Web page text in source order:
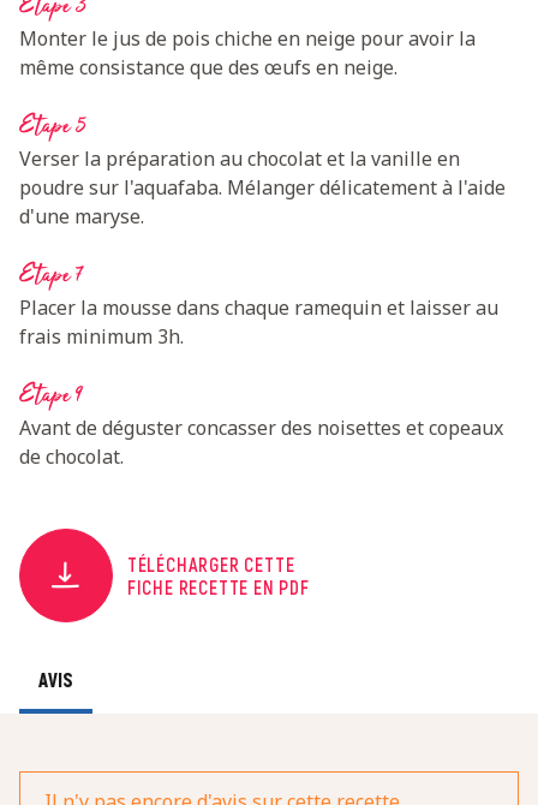
Monter le jus de pois chiche en neige pour avoir la
même consistance que des œufs en neige.
Etape 5
Verser la préparation au chocolat et la vanille en
poudre sur l'aquafaba. Mélanger délicatement à l'aide
d'une maryse.
Etape 7
Placer la mousse dans chaque ramequin et laisser au
frais minimum 3h.
Etape 9
Avant de déguster concasser des noisettes et copeaux
de chocolat.
TÉLÉCHARGER CETTE
FICHE RECETTE EN PDF
AVIS